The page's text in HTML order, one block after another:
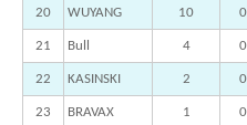
20 WUYANG 10
21 Bull 4
22 KASINSKI 2
23 BRAVAX 1